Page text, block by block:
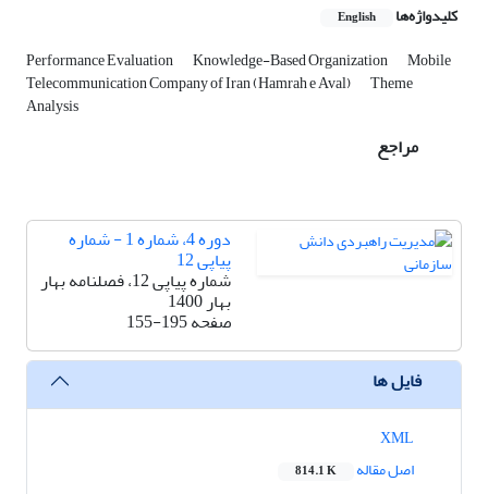
کلیدواژه‌ها English
Performance Evaluation Knowledge-Based Organization Mobile
Telecommunication Company of Iran (Hamrah e Aval) Theme
Analysis
مراجع
دوره 4، شماره 1 - شماره
پیاپی 12
شماره پیاپی 12، فصلنامه بهار
بهار 1400
صفحه155-195
فایل ها
اصل مقاله
814.1 K